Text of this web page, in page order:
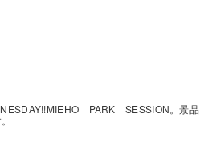
PARK SESSION。景品
。